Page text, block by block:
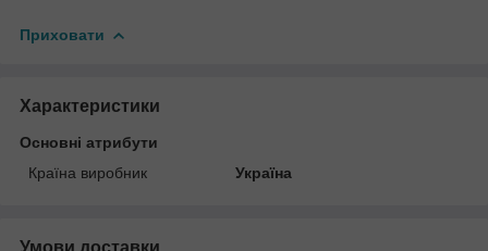
Приховати
Характеристики
Основні атрибути
Країна виробник
Україна
Умови доставки